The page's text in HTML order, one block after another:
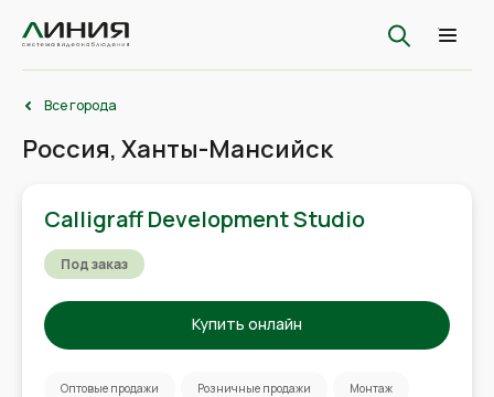
Все города
Россия, Ханты-Мансийск
Calligraff Development Studio
Под заказ
Купить онлайн
Оптовые продажи Розничные продажи Монтаж